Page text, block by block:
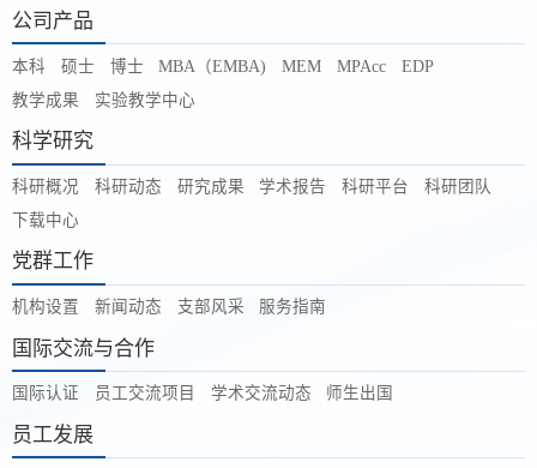
公司产品
本科 硕士 博士 MBA（EMBA) MEM MPAcc
EDP
教学成果
实验教学中心
科学研究
科研概况 科研动态 研究成果 学术报告 科研平台
科研团队
下载中心
党群工作
机构设置 新闻动态 支部风采 服务指南
国际交流与合作
国际认证 员工交流项目 学术交流动态 师生出国
员工发展